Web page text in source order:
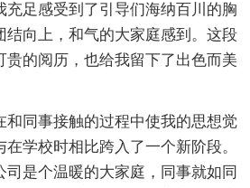
充足感受到了引导们海纳百川的胸
结向上，和气的大家庭感到。这段
贵的阅历，也给我留下了出色而美
和同事接触的过程中使我的思想觉
学校时相比跨入了一个新阶段。
是个温暖的大家庭，同事就如同